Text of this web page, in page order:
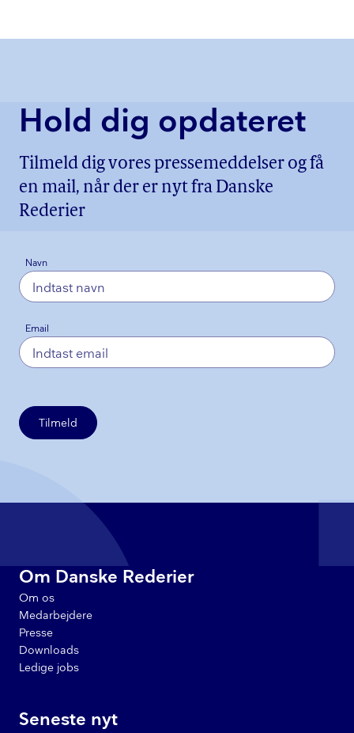
Hold dig opdateret
Tilmeld dig vores pressemeddelser og få
en mail, når der er nyt fra Danske
Rederier
Navn
Email
Tilmeld
Om Danske Rederier
Om os
Medarbejdere
Presse
Downloads
Ledige jobs
Seneste nyt